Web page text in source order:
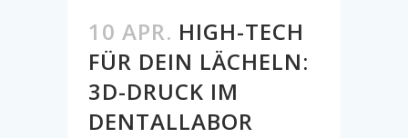
10 APR. HIGH-TECH
FÜR DEIN LÄCHELN:
3D-DRUCK IM
DENTALLABOR